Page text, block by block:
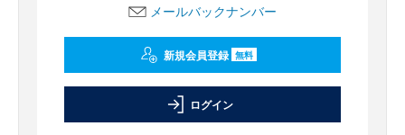
メールバックナンバー
新規会員登録 無料
ログイン